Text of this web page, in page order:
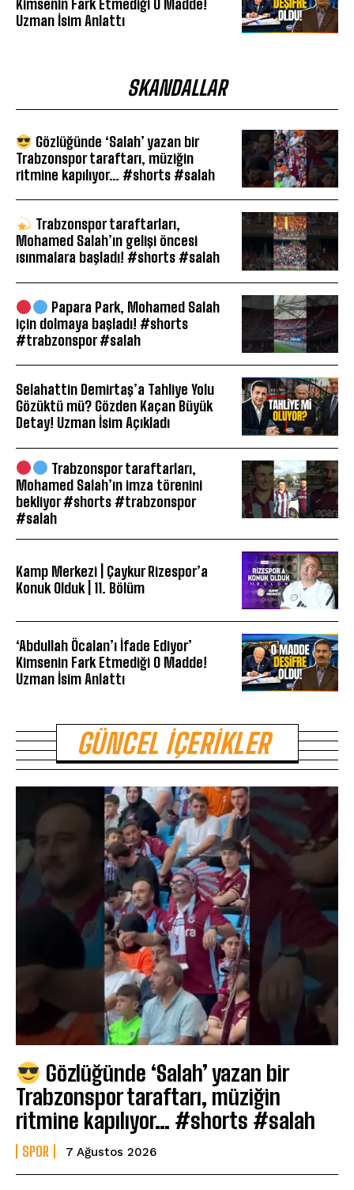
Kimsenin Fark Etmediği O Madde!
Uzman İsim Anlattı
SKANDALLAR
Gözlüğünde ‘Salah’ yazan bir
Trabzonspor taraftarı, müziğin
ritmine kapılıyor… #shorts #salah
Trabzonspor taraftarları,
Mohamed Salah’ın gelişi öncesi
ısınmalara başladı! #shorts #salah
Papara Park, Mohamed Salah
için dolmaya başladı! #shorts
#trabzonspor #salah
Selahattin Demirtaş’a Tahliye Yolu
Gözüktü mü? Gözden Kaçan Büyük
Detay! Uzman İsim Açıkladı
Trabzonspor taraftarları,
Mohamed Salah’ın imza törenini
bekliyor #shorts #trabzonspor
#salah
Kamp Merkezi | Çaykur Rizespor’a
Konuk Olduk | 11. Bölüm
‘Abdullah Öcalan’ı İfade Ediyor’
Kimsenin Fark Etmediği O Madde!
Uzman İsim Anlattı
GÜNCEL İÇERIKLER
Gözlüğünde ‘Salah’ yazan bir
Trabzonspor taraftarı, müziğin
ritmine kapılıyor… #shorts #salah
SPOR 7 Ağustos 2026